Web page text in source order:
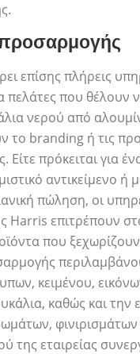
επίσης πλήρεις
πελάτες που θέλουν
νερού από
το branding ή τις
Είτε πρόκειται για
αντικείμενο ή
πώληση, οι
Harris επιτρέπουν
που
κειμένου,
καθώς και την
της εταιρείας